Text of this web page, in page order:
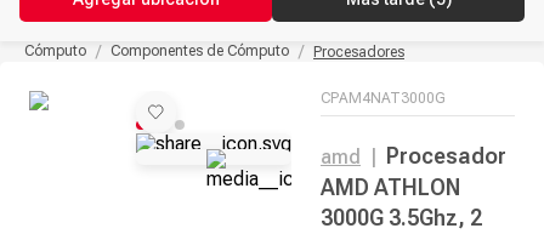
Cómputo Componentes de Cómputo Procesadores
CPAM4NAT3000G
amd
Procesador
AMD ATHLON
3000G 3.5Ghz, 2